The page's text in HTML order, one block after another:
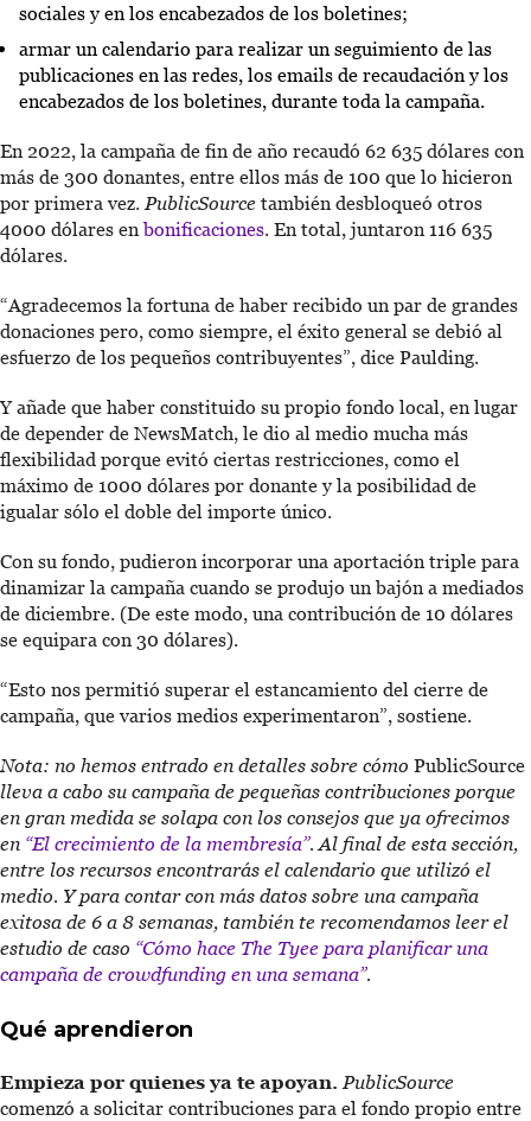
sociales y en los encabezados de los boletines;
armar un calendario para realizar un seguimiento de las
publicaciones en las redes, los emails de recaudación y los
encabezados de los boletines, durante toda la campaña.
En 2022, la campaña de fin de año recaudó 62 635 dólares con
más de 300 donantes, entre ellos más de 100 que lo hicieron
por primera vez.PublicSource también desbloqueó otros
4000 dólares enbonificaciones. En total, juntaron 116 635
dólares.
“Agradecemos la fortuna de haber recibido un par de grandes
donaciones pero, como siempre, el éxito general se debió al
esfuerzo de los pequeños contribuyentes”, dice Paulding.
Y añade que haber constituido su propio fondo local, en lugar
de depender de NewsMatch, le dio al medio mucha más
flexibilidad porque evitó ciertas restricciones, como el
máximo de 1000 dólares por donante y la posibilidad de
igualar sólo el doble del importe único.
Con su fondo, pudieron incorporar una aportación triple para
dinamizar la campaña cuando se produjo un bajón a mediados
de diciembre. (De este modo, una contribución de 10 dólares
se equipara con 30 dólares).
“Esto nos permitió superar el estancamiento del cierre de
campaña, que varios medios experimentaron”, sostiene.
Nota: no hemos entrado en detalles sobre cómo PublicSource
lleva a cabo su campaña de pequeñas contribuciones porque
en gran medida se solapa con los consejos que ya ofrecimos
en “El crecimiento de la membresía”. Al final de esta sección,
entre los recursos encontrarás el calendario que utilizó el
medio. Y para contar con más datos sobre una campaña
exitosa de 6 a 8 semanas, también te recomendamos leer el
estudio de caso “Cómo hace The Tyee para planificar una
campaña de crowdfunding en una semana”.
Qué aprendieron
Empieza por quienes ya te apoyan. PublicSource
comenzó a solicitar contribuciones para el fondo propio entre